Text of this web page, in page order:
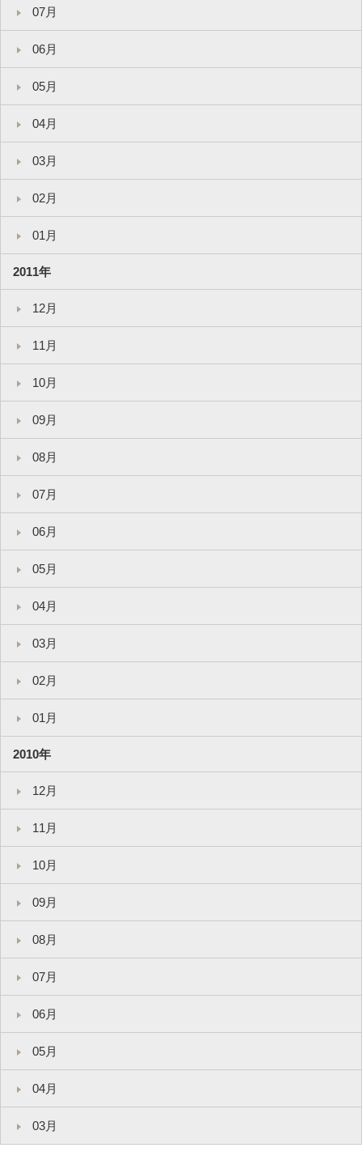
07月
06月
05月
04月
03月
02月
01月
2011年
12月
11月
10月
09月
08月
07月
06月
05月
04月
03月
02月
01月
2010年
12月
11月
10月
09月
08月
07月
06月
05月
04月
03月